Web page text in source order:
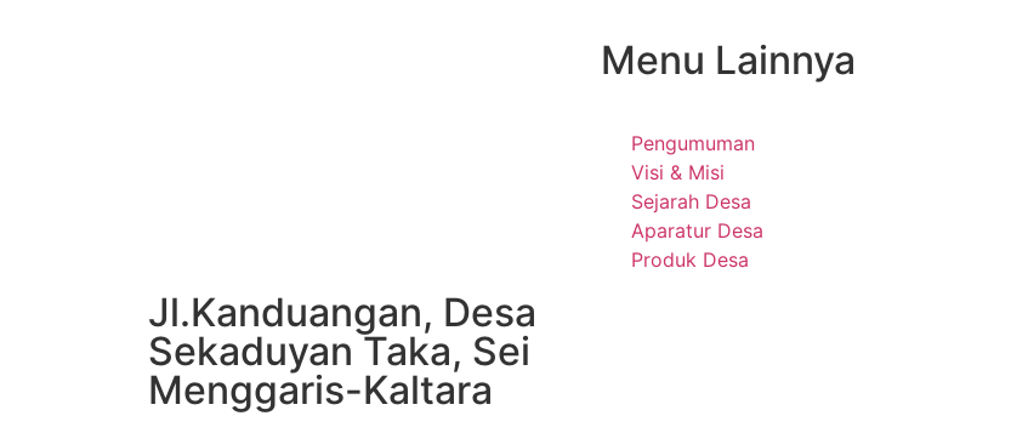
Jl.Kanduangan, Desa
Sekaduyan Taka, Sei
Menggaris-Kaltara
Menu Lainnya
Pengumuman
Visi & Misi
Sejarah Desa
Aparatur Desa
Produk Desa